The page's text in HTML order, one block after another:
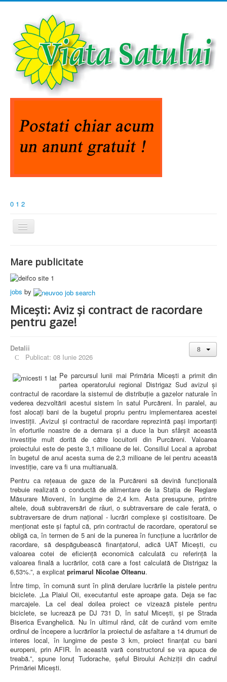
0 1 2
Comută
navigarea
Actualitate
Arges
Primarii ARGES
Cluj
Primarii CLUJ
Mare publicitate
jobs by
Micești: Aviz și contract de racordare
pentru gaze!
Detalii
Publicat: 08 Iunie 2026
Pe parcursul lunii mai Primăria Micești a primit din
partea operatorului regional Distrigaz Sud avizul și
contractul de racordare la sistemul de distribuție a gazelor naturale în
vederea dezvoltării acestui sistem în satul Purcăreni. În paralel, au
fost alocați bani de la bugetul propriu pentru implementarea acestei
investiții. „Avizul și contractul de racordare reprezintă pași importanți
în eforturile noastre de a demara și a duce la bun sfârșit această
investiție mult dorită de către locuitorii din Purcăreni. Valoarea
proiectului este de peste 3,1 milioane de lei. Consiliul Local a aprobat
în bugetul de anul acesta suma de 2,3 milioane de lei pentru această
investiție, care va fi una multianuală.
Pentru ca rețeaua de gaze de la Purcăreni să devină funcțională
trebuie realizată o conductă de alimentare de la Stația de Reglare
Măsurare Mioveni, în lungime de 2,4 km. Asta presupune, printre
altele, două subtraversări de râuri, o subtraversare de cale ferată, o
subtraversare de drum național - lucrări complexe și costisitoare. De
menționat este și faptul că, prin contractul de racordare, operatorul se
obligă ca, în termen de 5 ani de la punerea în funcțiune a lucrărilor de
racordare, să despăgubească finanțatorul, adică UAT Micești, cu
valoarea cotei de eficiență economică calculată cu referință la
valoarea finală a lucrărilor, cotă care a fost calculată de Distrigaz la
6,53%.”, a explicat primarul Nicolae Olteanu.
Între timp, în comună sunt în plină derulare lucrările la pistele pentru
biciclete. „La Plaiul Oii, executantul este aproape gata. Deja se fac
marcajele. La cel deal doilea proiect ce vizează pistele pentru
biciclete, se lucrează pe DJ 731 D, în satul Micești, și pe Strada
Biserica Evanghelică. Nu în ultimul rând, cât de curând vom emite
ordinul de începere a lucrărilor la proiectul de asfaltare a 14 drumuri de
interes local, în lungime de peste 3 km, proiect finanțat cu bani
europeni, prin AFIR. În această vară constructorul se va apuca de
treabă.”, spune Ionuț Tudorache, șeful Biroului Achiziții din cadrul
Primăriei Micești.